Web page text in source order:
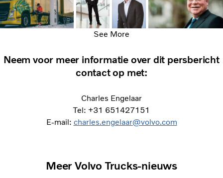
See More
Neem voor meer informatie over dit persbericht
contact op met:
Charles Engelaar
Tel: +31 651427151
E-mail: charles.engelaar@volvo.com
Meer Volvo Trucks-nieuws